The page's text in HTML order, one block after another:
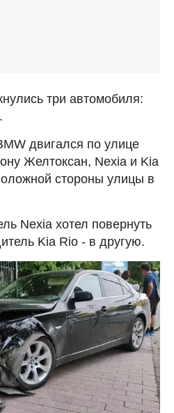
три автомобиля:
двигался по улице
Желтоксан, Nexia и Kia
стороны улицы в
Nexia хотел повернуть
Kia Rio - в другую.